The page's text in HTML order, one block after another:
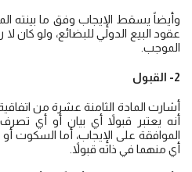
وأيضاً يسقط الإيجاب وفق ما بينته
عقود البيع الدولي للبضائع، ولو كان
الموجب.
2- القبول
أشارت المادة الثامنة عشرة من
أنه يعتبر قبولاً أي بيان أو أي
الموافقة على الإيجاب، أما السكوت
أي منهما في ذاته قبولاً.